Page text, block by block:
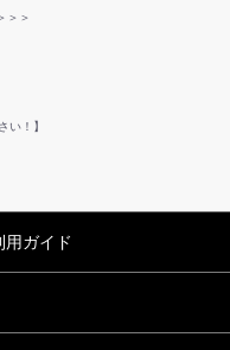
＞＞
い！】
用ガイド